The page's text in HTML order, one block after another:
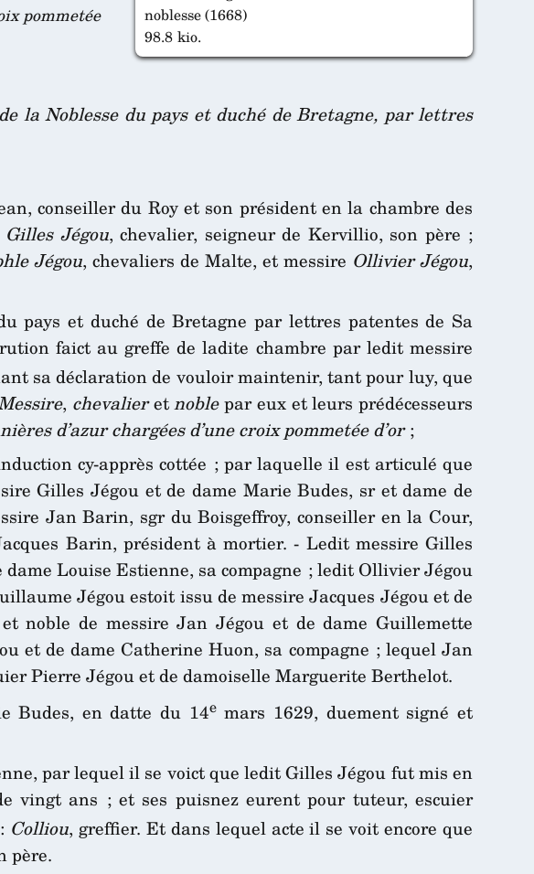
noblesse (1668)
98.8 kio.
pommetée
la Noblesse du pays et duché de Bretagne, par lettres
conseiller du Roy et son président en la chambre des
Gilles Jégou, chevalier, seigneur de Kervillio, son père ;
Jégou, chevaliers de Malte, et messire Ollivier Jégou,
pays et duché de Bretagne par lettres patentes de Sa
faict au greffe de ladite chambre par ledit messire
sa déclaration de vouloir maintenir, tant pour luy, que
, chevalieretnoblepar eux et leurs prédécesseurs
d’azur chargées d’une croix pommetée d’or;
cy-apprès cottée ; par laquelle il est articulé que
Gilles Jégou et de dame Marie Budes, sr et dame de
Jan Barin, sgr du Boisgeffroy, conseiller en la Cour,
Barin, président à mortier. - Ledit messire Gilles
Louise Estienne, sa compagne ; ledit Ollivier Jégou
Jégou estoit issu de messire Jacques Jégou et de
noble de messire Jan Jégou et de dame Guillemette
et de dame Catherine Huon, sa compagne ; lequel Jan
Pierre Jégou et de damoiselle Marguerite Berthelot.
Budes, en datte du 14emars 1629, duement signé et
par lequel il se voict que ledit Gilles Jégou fut mis en
vingt ans ; et ses puisnez eurent pour tuteur, escuier
Colliou, greffier. Et dans lequel acte il se voit encore que
père.